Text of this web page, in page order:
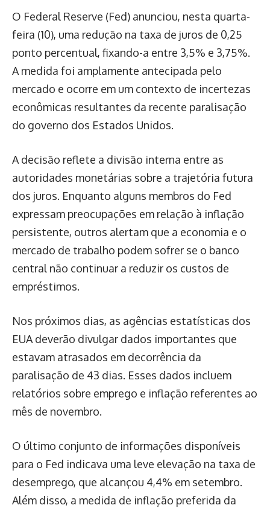
O Federal Reserve (Fed) anunciou, nesta quarta-
feira (10), uma redução na taxa de juros de 0,25
ponto percentual, fixando-a entre 3,5% e 3,75%.
A medida foi amplamente antecipada pelo
mercado e ocorre em um contexto de incertezas
econômicas resultantes da recente paralisação
do governo dos Estados Unidos.
A decisão reflete a divisão interna entre as
autoridades monetárias sobre a trajetória futura
dos juros. Enquanto alguns membros do Fed
expressam preocupações em relação à inflação
persistente, outros alertam que a economia e o
mercado de trabalho podem sofrer se o banco
central não continuar a reduzir os custos de
empréstimos.
Nos próximos dias, as agências estatísticas dos
EUA deverão divulgar dados importantes que
estavam atrasados em decorrência da
paralisação de 43 dias. Esses dados incluem
relatórios sobre emprego e inflação referentes ao
mês de novembro.
O último conjunto de informações disponíveis
para o Fed indicava uma leve elevação na taxa de
desemprego, que alcançou 4,4% em setembro.
Além disso, a medida de inflação preferida da